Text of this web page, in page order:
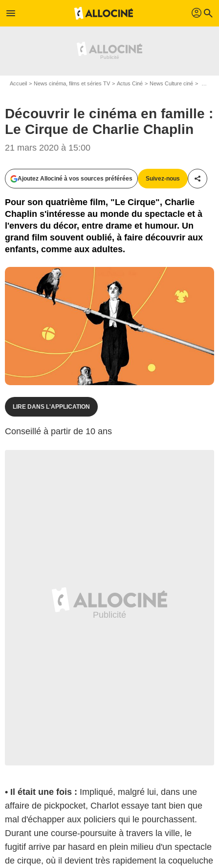
menu profil search
Accueil News cinéma, films et séries TV Actus Ciné News Culture ciné
Découvrir le cinéma en famille :
Le Cirque de Charlie Chaplin
21 mars 2020 à 15:00
Ajoutez Allociné à vos sources préférées Suivez-nous
Pour son quatrième film, "Le Cirque", Charlie
Chaplin s'intéresse au monde du spectacle et à
l'envers du décor, entre drame et humour. Un
grand film souvent oublié, à faire découvrir aux
enfants, comme aux adultes.
LIRE DANS L'APPLICATION
Conseillé à partir de 10 ans
• Il était une fois : Impliqué, malgré lui, dans une
affaire de pickpocket, Charlot essaye tant bien que
mal d'échapper aux policiers qui le pourchassent.
Durant une course-poursuite à travers la ville, le
fugitif arrive par hasard en plein milieu d'un spectacle
de cirque, où il devient très rapidement la coqueluche